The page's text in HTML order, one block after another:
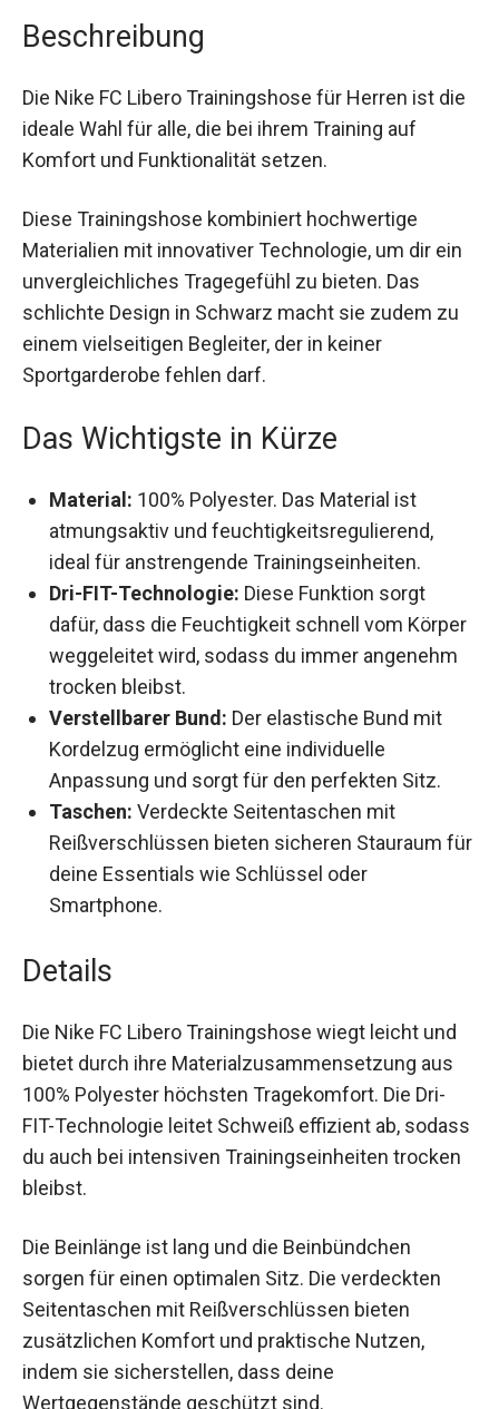
Beschreibung
die ideale Wahl für alle, die bei ihrem Training auf
Komfort und Funktionalität setzen.
Materialien mit innovativer Technologie, um dir
ein unvergleichliches Tragegefühl zu bieten. Das
schlichte Design in Schwarz macht sie zudem zu
einem vielseitigen Begleiter, der in keiner
Sportgarderobe fehlen darf.
Das Wichtigste in Kürze
atmungsaktiv und feuchtigkeitsregulierend,
ideal für anstrengende Trainingseinheiten.
Dri-FIT-Technologie:Diese Funktion sorgt
dafür, dass die Feuchtigkeit schnell vom
Körper weggeleitet wird, sodass du immer
angenehm trocken bleibst.
Verstellbarer Bund:
Kordelzug ermöglicht eine individuelle
Anpassung und sorgt für den perfekten Sitz.
Taschen:Verdeckte Seitentaschen mit
Reißverschlüssen bieten sicheren Stauraum
für deine Essentials wie Schlüssel oder
Smartphone.
Details
bietet durch ihre Materialzusammensetzung aus
100% Polyester höchsten Tragekomfort. Die Dri-
FIT-Technologie leitet Schweiß effizient ab,
sodass du auch bei intensiven Trainingseinheiten
trocken bleibst.
sorgen für einen optimalen Sitz. Die verdeckten
Seitentaschen mit Reißverschlüssen bieten
zusätzlichen Komfort und praktische Nutzen,
indem sie sicherstellen, dass deine
Wertgegenstände geschützt sind.